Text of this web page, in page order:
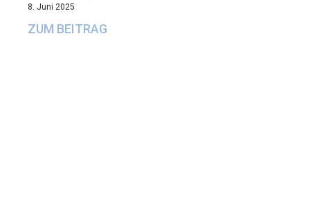
8. Juni 2025
ZUM BEITRAG